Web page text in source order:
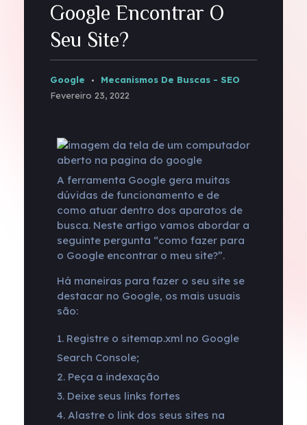
Google Encontrar O
Seu Site?
Fevereiro 23, 2022
Google Mecanismos De Buscas - SEO
A ferramenta Google gera muitas
dúvidas de funcionamento e de
como atuar dentro dos aparatos de
busca. Neste artigo vamos abordar a
seguinte pergunta “como fazer para
o Google encontrar o meu site?”.
Há maneiras para fazer o seu site se
destacar no Google, os mais usuais
são:
Registre o sitemap.xml no Google
Search Console;
Peça a indexação
Deixe seus links fortes
Alastre o link dos seus sites na